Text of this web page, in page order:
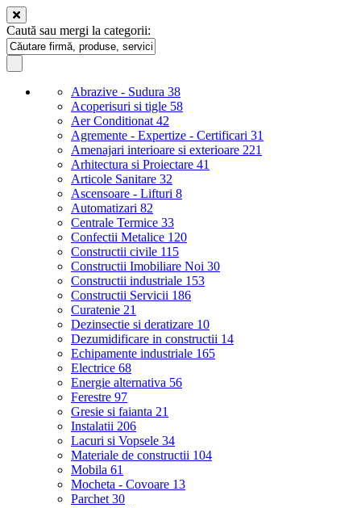
Caută sau mergi la categorii:
Abrazive - Sudura 38
Acoperisuri si tigle 58
Aer Conditionat 42
Agremente - Expertize - Certificari 31
Amenajari interioare si exterioare 221
Arhitectura si Proiectare 41
Articole Sanitare 32
Ascensoare - Lifturi 8
Automatizari 82
Centrale Termice 33
Confectii Metalice 120
Constructii civile 115
Constructii Imobiliare Noi 30
Constructii industriale 153
Constructii Servicii 186
Curatenie 21
Dezinsectie si deratizare 10
Dezumidificare in constructii 14
Echipamente industriale 165
Electrice 68
Energie alternativa 56
Ferestre 97
Gresie si faianta 21
Instalatii 206
Lacuri si Vopsele 34
Materiale de constructii 104
Mobila 61
Mocheta - Covoare 13
Parchet 30